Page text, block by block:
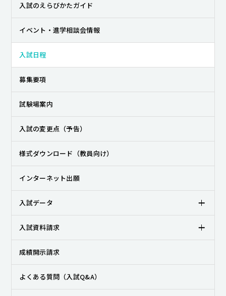
教員養成
研究活動
キャンパスライフ
就職・キャリア支援
入試のえらびかたガイド
イベント・進学相談会情報
入試日程
募集要項
試験場案内
入試の変更点（予告）
様式ダウンロード（教員向け）
インターネット出願
入試データ
入試資料請求
成績開示請求
よくある質問（入試Q&A）